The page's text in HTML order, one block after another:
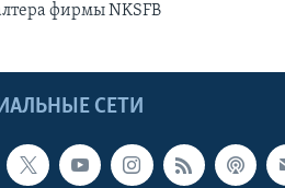
фирмы NKSFB
СЕТИ